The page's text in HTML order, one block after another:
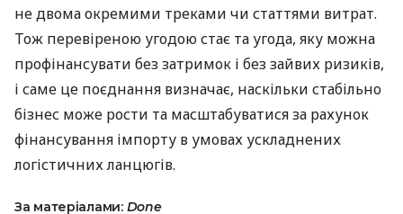
не двома окремими треками чи статтями витрат.
Тож перевіреною угодою стає та угода, яку можна
профінансувати без затримок і без зайвих ризиків,
і саме це поєднання визначає, наскільки стабільно
бізнес може рости та масштабуватися за рахунок
фінансування імпорту в умовах ускладнених
логістичних ланцюгів.
За матеріалами: Done